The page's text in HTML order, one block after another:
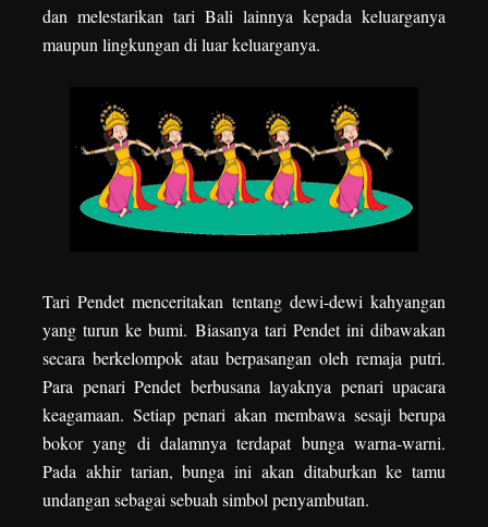
dan melestarikan tari Bali lainnya kepada keluarganya
maupun lingkungan di luar keluarganya.
Tari Pendet menceritakan tentang dewi-dewi kahyangan
yang turun ke bumi. Biasanya tari Pendet ini dibawakan
secara berkelompok atau berpasangan oleh remaja putri.
Para penari Pendet berbusana layaknya penari upacara
keagamaan. Setiap penari akan membawa sesaji berupa
bokor yang di dalamnya terdapat bunga warna-warni.
Pada akhir tarian, bunga ini akan ditaburkan ke tamu
undangan sebagai sebuah simbol penyambutan.